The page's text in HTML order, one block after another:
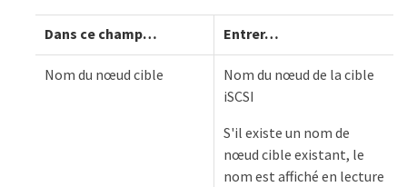
Dans ce champ…​ Entrer…​
Nom du nœud cible
Nom du nœud de la cible
iSCSI
S'il existe un nom de
nœud cible existant, le
nom est affiché en lecture